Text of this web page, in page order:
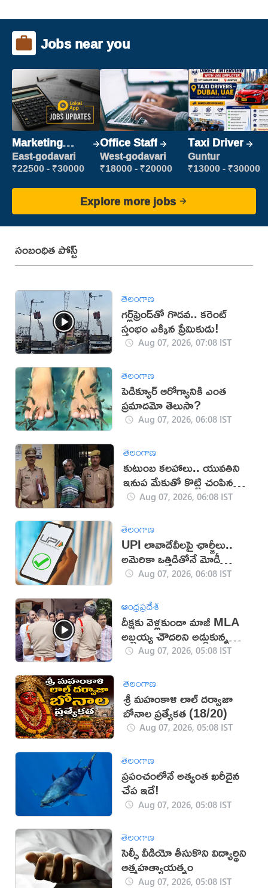
Jobs near you
Marketing
Executive
East-godavari
₹22500 - ₹30000
Office Staff
West-godavari
₹18000 - ₹20000
Taxi Driver
Guntur
₹13000 - ₹30000
Explore more jobs
సంబంధిత పోస్ట్
తెలంగాణ
గర్ల్‌ఫ్రెండ్‌తో గొడవ.. కరెంట్
స్తంభం ఎక్కిన ప్రేమికుడు!
Aug 07, 2026, 07:08 IST
తెలంగాణ
పెడిక్యూర్ ఆరోగ్యానికి ఎంత
ప్రమాదమో తెలుసా?
Aug 07, 2026, 06:08 IST
తెలంగాణ
కుటుంబ కలహాలు.. యువతిని
ఇనుప మేకుతో కొట్టి చంపిన
తండ్రిAug 07, 2026, 06:08 IST
తెలంగాణ
UPI లావాదేవీలపై ఛార్జీలు..
అమెరికా ఒత్తిడితోనే మోడీ
సర్కార్‌ నిర్ణయం?
Aug 07, 2026, 06:08 IST
ఆంధ్రప్రదేశ్
దీక్షకు వెళ్లకుండా మాజీ MLA
అబ్బ‌య్య చౌద‌రిని అడ్డుకున్న
పోలీసులు (వీడియో)
Aug 07, 2026, 05:08 IST
తెలంగాణ
శ్రీ మహంకాళి లాల్ దర్వాజా
బోనాల ప్రత్యేకత (18/20)
Aug 07, 2026, 05:08 IST
తెలంగాణ
ప్రపంచంలోనే అత్యంత ఖరీదైన
చేప ఇదే!
Aug 07, 2026, 05:08 IST
తెలంగాణ
సెల్ఫీ వీడియో తీసుకొని విద్యార్థిని
ఆత్మహత్యాయత్నం
Aug 07, 2026, 05:08 IST